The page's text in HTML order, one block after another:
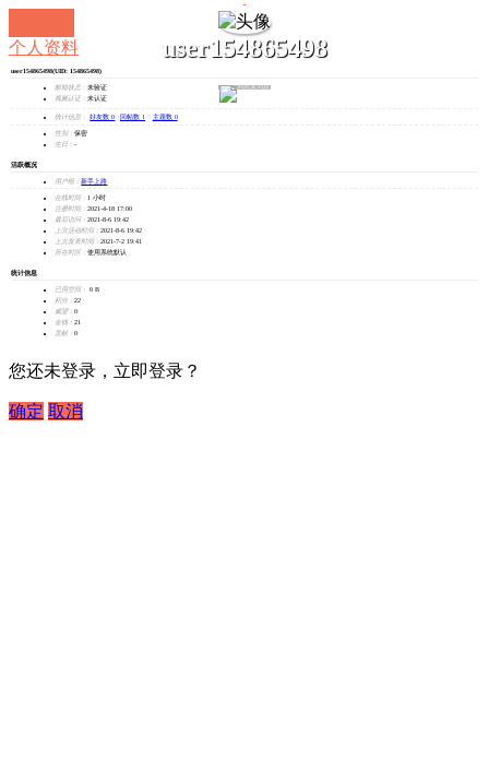
user154865498
发消息
个人资料
user154865498(UID: 154865498)
邮箱状态： 未验证
视频认证： 未认证
统计信息： 好友数 0 回帖数 1 主题数 0
性别： 保密
生日： -
活跃概况
用户组： 新手上路
在线时间： 1 小时
注册时间： 2021-4-18 17:00
最后访问： 2021-8-6 19:42
上次活动时间： 2021-8-6 19:42
上次发表时间： 2021-7-2 19:41
所在时区： 使用系统默认
统计信息
已用空间：
0 B
积分： 22
威望： 0
金钱： 21
贡献： 0
您还未登录，立即登录？
确定 取消